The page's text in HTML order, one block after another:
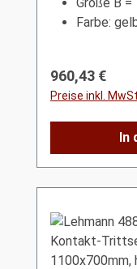
Farbe:
Regulärer
960,43 €
Preise inkl.
In